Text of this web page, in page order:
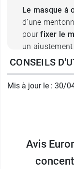
Le masque à
d’une
pourfixer le
un
masque, et
L’élastique de
Ce masque
CONSEILS
Mis à jour le : 30/
Avis